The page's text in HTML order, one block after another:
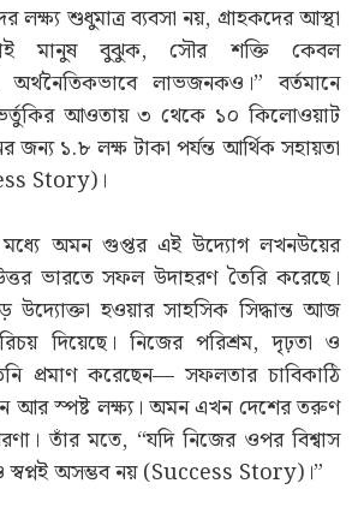
শুধুমাত্র ব্যবসা নয়, গ্রাহকদের আস্থা
মানুষ বুঝুক, সৌর শক্তি কেবল
অর্থনৈতিকভাবে লাভজনকও।” বর্তমানে
আওতায় ৩ থেকে ১০ কিলোওয়াট
জন্য ১.৮ লক্ষ টাকা পর্যন্ত আর্থিক সহায়তা
Story)।
মধ্যে অমন গুপ্তর এই উদ্যোগ লখনউয়ের
ভারতে সফল উদাহরণ তৈরি করেছে।
উদ্যোক্তা হওয়ার সাহসিক সিদ্ধান্ত আজ
দিয়েছে। নিজের পরিশ্রম, দৃঢ়তা ও
প্রমাণ করেছেন— সফলতার চাবিকাঠি
আর স্পষ্ট লক্ষ্য। অমন এখন দেশের তরুণ
তাঁর মতে, “যদি নিজের ওপর বিশ্বাস
অসম্ভব নয় (Success Story)।”